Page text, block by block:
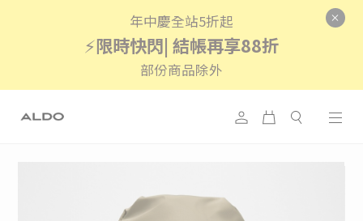
年中慶全站5折起
⚡限時快閃| 結帳再享88折
部份商品除外